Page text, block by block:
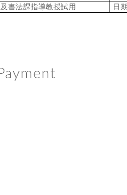
書法課指導教授試用 日